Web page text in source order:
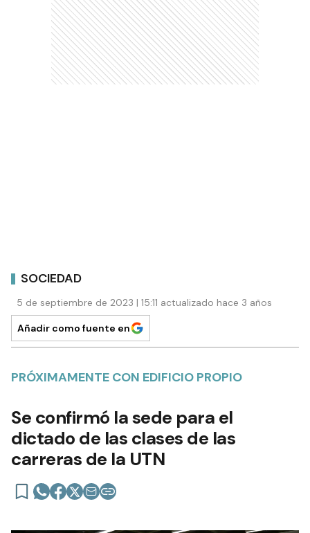
SOCIEDAD
5 de septiembre de 2023 | 15:11 actualizado hace 3 años
Añadir como fuente en
PRÓXIMAMENTE CON EDIFICIO PROPIO
Se confirmó la sede para el
dictado de las clases de las
carreras de la UTN